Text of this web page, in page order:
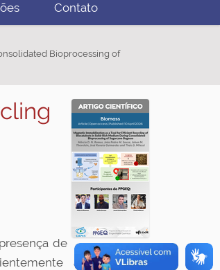
Contato
Bioprocessing of
de
aplicados no